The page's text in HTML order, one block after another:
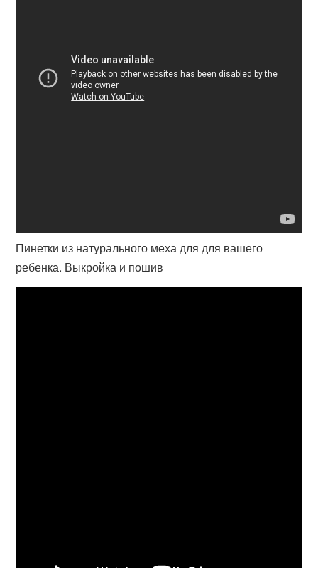
Пинетки из натурального меха для для вашего
ребенка. Выкройка и пошив